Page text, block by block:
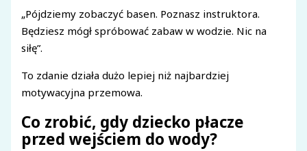
„Pójdziemy zobaczyć basen. Poznasz instruktora.
Będziesz mógł spróbować zabaw w wodzie. Nic na
siłę”.
To zdanie działa dużo lepiej niż najbardziej
motywacyjna przemowa.
Co zrobić, gdy dziecko płacze
przed wejściem do wody?